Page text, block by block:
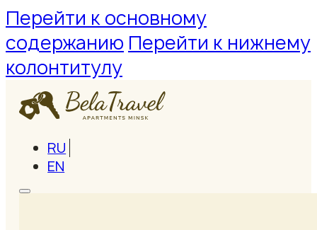
Перейти к основному
содержанию Перейти к нижнему
колонтитулу
RU
EN